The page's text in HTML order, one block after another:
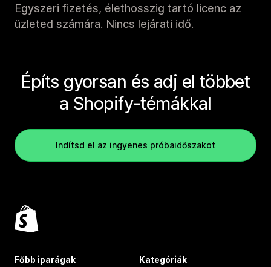
Egyszeri fizetés, élethosszig tartó licenc az
üzleted számára. Nincs lejárati idő.
Építs gyorsan és adj el többet
a Shopify-témákkal
Indítsd el az ingyenes próbaidőszakot
Főbb iparágak Kategóriák